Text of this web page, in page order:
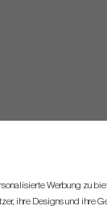
Werbung zu
ihre Designs und ihre